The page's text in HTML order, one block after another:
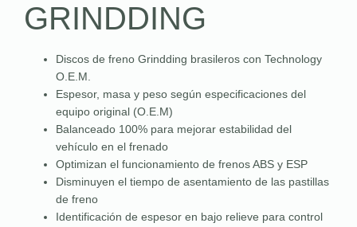
GRINDDING
Discos de freno Grindding brasileros con Technology
O.E.M.
Espesor, masa y peso según especificaciones del
equipo original (O.E.M)
Balanceado 100% para mejorar estabilidad del
vehículo en el frenado
Optimizan el funcionamiento de frenos ABS y ESP
Disminuyen el tiempo de asentamiento de las pastillas
de freno
Identificación de espesor en bajo relieve para control